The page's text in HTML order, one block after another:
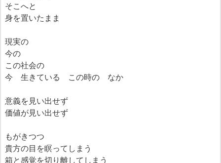
そこへと
身を置いたまま
現実の
今の
この社会の
今 生きている この時の なか
意義を見い出せず
価値が見い出せず
もがきつつ
貴方の目を瞑ってしまう
箱と感覚を切り離してしまう